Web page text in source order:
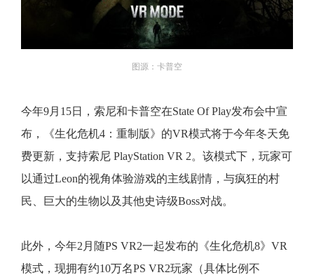
图源：卡普空
今年9月15日，索尼和卡普空在State Of Play发布会中宣
布，《生化危机4：重制版》的VR模式将于今年冬天免
费更新，支持索尼 PlayStation VR 2。该模式下，玩家可
以通过Leon的视角体验游戏的主线剧情，与疯狂的村
民、巨大的生物以及其他史诗级Boss对战。
此外，今年2月随PS VR2一起发布的《生化危机8》VR
模式，现拥有约10万名PS VR2玩家（具体比例不